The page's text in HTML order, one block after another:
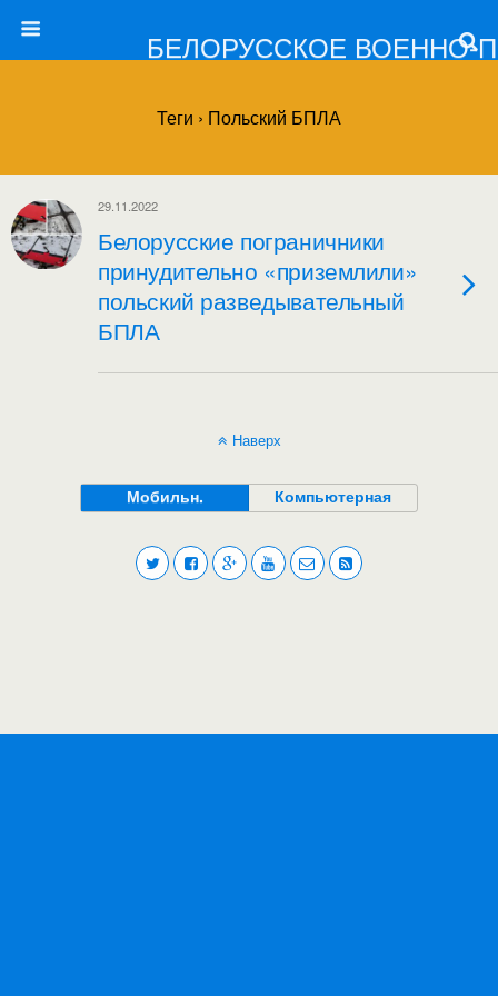
БЕЛОРУССКОЕ ВОЕННО-
Теги › Польский БПЛА
29.11.2022
Белорусские пограничники
принудительно «приземлили»
польский разведывательный
БПЛА
Наверх
Мобильн. Компьютерная